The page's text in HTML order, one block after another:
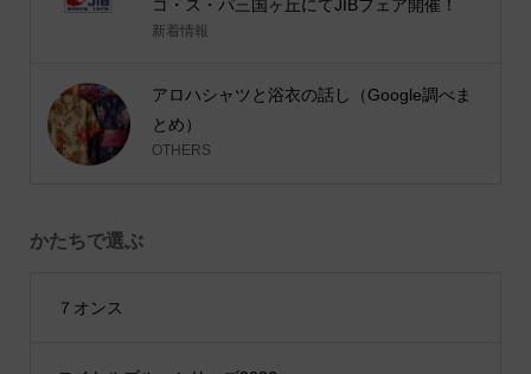
コ・ス・パ三国ヶ丘にてJIBフェア開催！
新着情報
アロハシャツと浴衣の話し（Google調べま
とめ）
OTHERS
かたちで選ぶ
７オンス